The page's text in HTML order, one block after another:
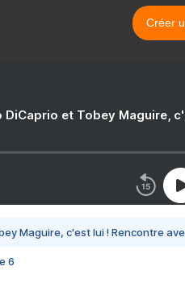
Créer
DiCaprio et Tobey Maguire,
Maguire, c'est lui ! Rencontre
6